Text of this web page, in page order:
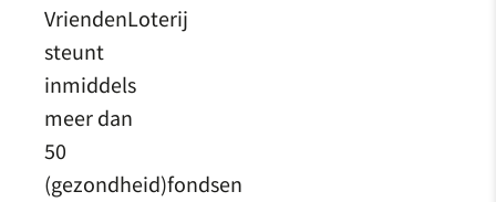
VriendenLoterij
steunt
inmiddels
meer dan
50
(gezondheid)fondsen